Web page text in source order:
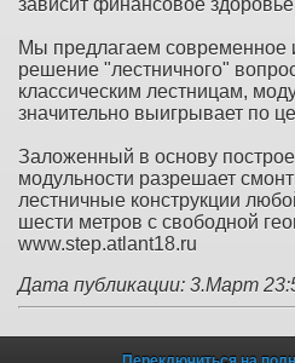
Мы предлагаем современное
решение "лестничного"
классическим лестницам,
значительно выигрывает по
Заложенный в основу
модульности разрешает
лестничные конструкции
шести метров с свободной
www.step.atlant18.ru
Дата публикации: 3.Март